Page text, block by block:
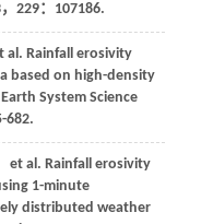
， 229：107186.
al. Rainfall erosivity
based on high-density
Earth System Science
682.
et al. Rainfall erosivity
1-minute
distributed weather